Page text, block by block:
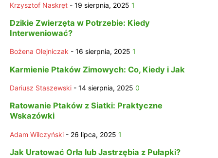
Krzysztof Naskręt - 19 sierpnia, 2025 1
Dzikie Zwierzęta w Potrzebie: Kiedy
Interweniować?
Bożena Olejniczak - 16 sierpnia, 2025 1
Karmienie Ptaków Zimowych: Co, Kiedy i Jak
Dariusz Staszewski - 14 sierpnia, 2025 0
Ratowanie Ptaków z Siatki: Praktyczne
Wskazówki
Adam Wilczyński - 26 lipca, 2025 1
Jak Uratować Orła lub Jastrzębia z Pułapki?